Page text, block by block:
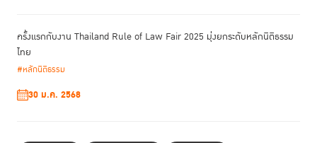
ครั้งแรกกับงาน Thailand Rule of Law Fair 2025 มุ่งยกระดับหลักนิติธรรม
ไทย
#หลักนิติธรรม
30 ม.ค. 2568